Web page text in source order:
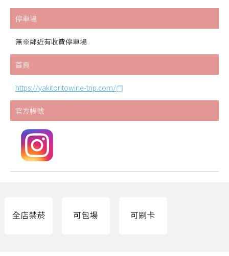
停車場
無※鄰近有收費停車場
首頁
https://yakitoritowine-trip.com/
官方帳號